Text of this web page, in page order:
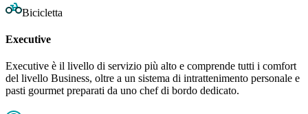
Bicicletta
Executive
Executive è il livello di servizio più alto e comprende tutti i comfort
del livello Business, oltre a un sistema di intrattenimento personale e
pasti gourmet preparati da uno chef di bordo dedicato.